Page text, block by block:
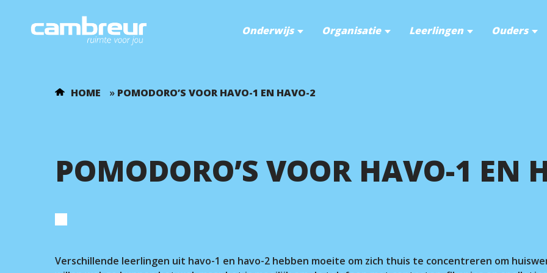
Onderwijs Organisatie Leerlingen Ouders
HOME » POMODORO’S VOOR HAVO-1 EN HAVO-2
POMODORO’S VOOR HAVO-1 EN
Verschillende leerlingen uit havo-1 en havo-2 hebben moeite om zich thuis te concentreren om